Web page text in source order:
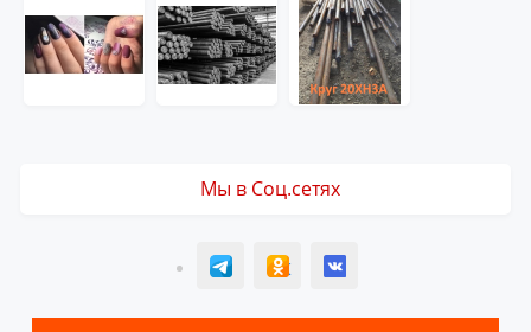
Мы в Соц.сетях
T ОК ВК